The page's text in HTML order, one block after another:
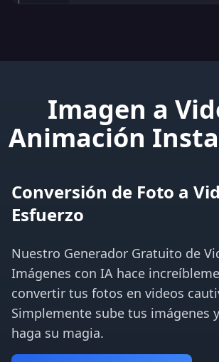
Imagen a
Animación
Conversión de Foto a
Esfuerzo
Nuestro Generador Gratuito de
Imágenes con IA hace
convertir tus fotos en videos
Simplemente sube tus imágenes
haga su magia.